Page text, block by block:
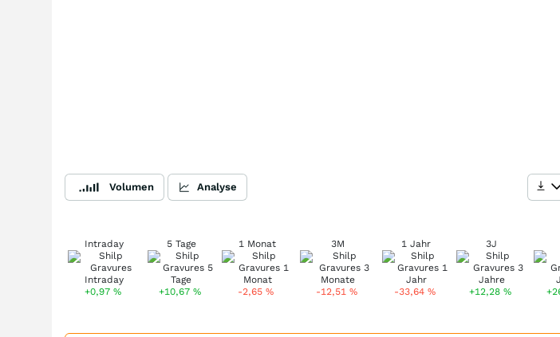
Volumen Analyse
Intraday
+0,97 %
5 Tage
+10,67 %
1 Monat
-2,65%
3M
-12,51 %
1 Jahr
-33,64 %
3J
+12,28 %